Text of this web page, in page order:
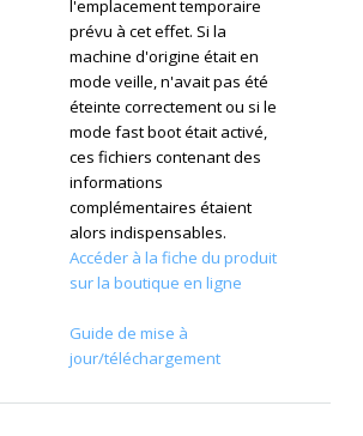
l'emplacement temporaire
prévu à cet effet. Si la
machine d'origine était en
mode veille, n'avait pas été
éteinte correctement ou si le
mode fast boot était activé,
ces fichiers contenant des
informations
complémentaires étaient
alors indispensables.
Accéder à la fiche du produit
sur la boutique en ligne
Guide de mise à
jour/téléchargement